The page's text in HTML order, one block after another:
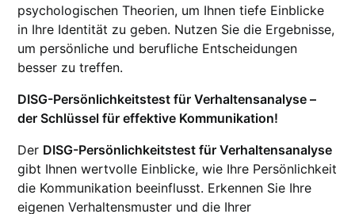
psychologischen Theorien, um Ihnen tiefe Einblicke
in Ihre Identität zu geben. Nutzen Sie die Ergebnisse,
um persönliche und berufliche Entscheidungen
besser zu treffen.
DISG-Persönlichkeitstest für Verhaltensanalyse –
der Schlüssel für effektive Kommunikation!
Der DISG-Persönlichkeitstest für Verhaltensanalyse
gibt Ihnen wertvolle Einblicke, wie Ihre Persönlichkeit
die Kommunikation beeinflusst. Erkennen Sie Ihre
eigenen Verhaltensmuster und die Ihrer